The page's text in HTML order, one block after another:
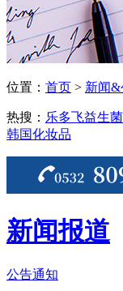
位置： 首页 > 新闻
热搜： 乐多飞益生菌
韩国化妆品
新闻报道
公告通知